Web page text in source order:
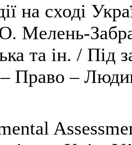
на сході
Мелень-
та ін. /
– Право –